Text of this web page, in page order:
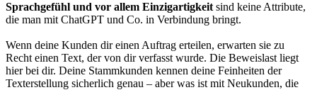
Sprachgefühl und vor allem Einzigartigkeit sind keine Attribute,
die man mit ChatGPT und Co. in Verbindung bringt.
Wenn deine Kunden dir einen Auftrag erteilen, erwarten sie zu
Recht einen Text, der von dir verfasst wurde. Die Beweislast liegt
hier bei dir. Deine Stammkunden kennen deine Feinheiten der
Texterstellung sicherlich genau – aber was ist mit Neukunden, die